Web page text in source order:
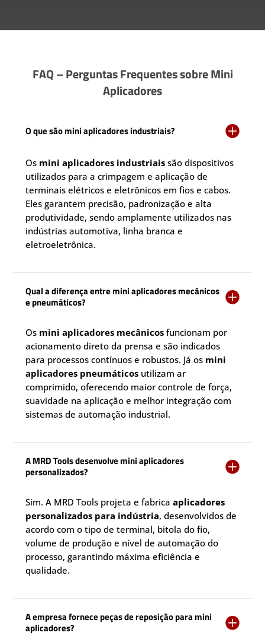
FAQ – Perguntas Frequentes sobre Mini
Aplicadores
O que são mini aplicadores industriais? 
Os mini aplicadores industriais são dispositivos
utilizados para a crimpagem e aplicação de
terminais elétricos e eletrônicos em fios e cabos.
Eles garantem precisão, padronização e alta
produtividade, sendo amplamente utilizados nas
indústrias automotiva, linha branca e
eletroeletrônica.
Qual a diferença entre mini aplicadores mecânicos
e pneumáticos?

Os mini aplicadores mecânicos funcionam por
acionamento direto da prensa e são indicados
para processos contínuos e robustos. Já os mini
aplicadores pneumáticos utilizam ar
comprimido, oferecendo maior controle de força,
suavidade na aplicação e melhor integração com
sistemas de automação industrial.
A MRD Tools desenvolve mini aplicadores
personalizados?

Sim. A MRD Tools projeta e fabricaaplicadores
personalizados para indústria, desenvolvidos de
acordo com o tipo de terminal, bitola do fio,
volume de produção e nível de automação do
processo, garantindo máxima eficiência e
qualidade.
A empresa fornece peças de reposição para mini
aplicadores?
